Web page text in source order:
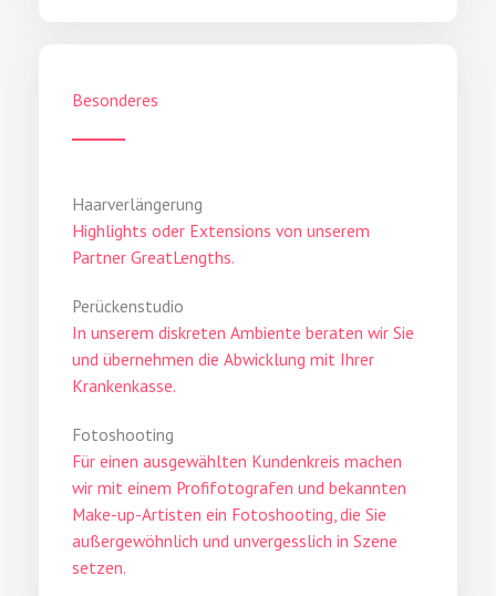
Besonderes
Haarverlängerung
Highlights oder Extensions von unserem
Partner GreatLengths.
Perückenstudio
In unserem diskreten Ambiente beraten wir Sie
und übernehmen die Abwicklung mit Ihrer
Krankenkasse.
Fotoshooting
Für einen ausgewählten Kundenkreis machen
wir mit einem Profifotografen und bekannten
Make-up-Artisten ein Fotoshooting, die Sie
außergewöhnlich und unvergesslich in Szene
setzen.